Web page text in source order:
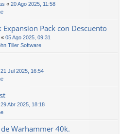
« 20 Ago 2025, 11:58
Pack con Descuento
« 05 Ago 2025, 09:31
Tiller Software
21 Jul 2025, 16:54
29 Abr 2025, 18:18
Warhammer 40k.